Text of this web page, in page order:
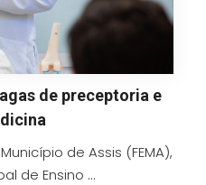
de preceptoria e
de Assis (FEMA),
de Ensino ...